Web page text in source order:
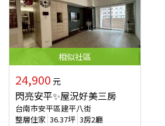
相似社區
24,900 元
閃亮安平✨屋況好美三房
台南市安平區建平八街
整層住家 36.37坪 3房2廳